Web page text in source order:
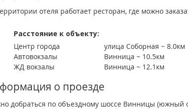
отеля работает ресторан, где можно
Расстояние к объекту:
Центр города
улица Соборная ~ 8.0км
Автовокзалы
Винница ~ 10.5км
ЖД вокзалы
Винница ~ 12.1км
о проезде
добраться по объездному шоссе Винницы (южный